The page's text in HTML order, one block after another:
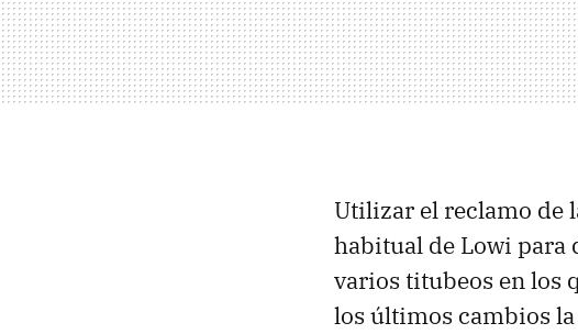
Utilizar el reclamo de
habitual de Lowi para
varios titubeos en los
los últimos cambios